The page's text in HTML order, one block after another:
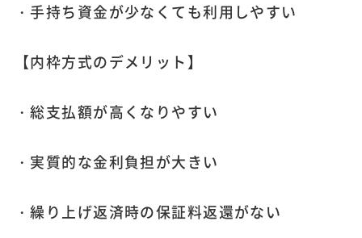
・手持ち資金が少なくても利用しやすい
【内枠方式のデメリット】
・総支払額が高くなりやすい
・実質的な金利負担が大きい
・繰り上げ返済時の保証料返還がない